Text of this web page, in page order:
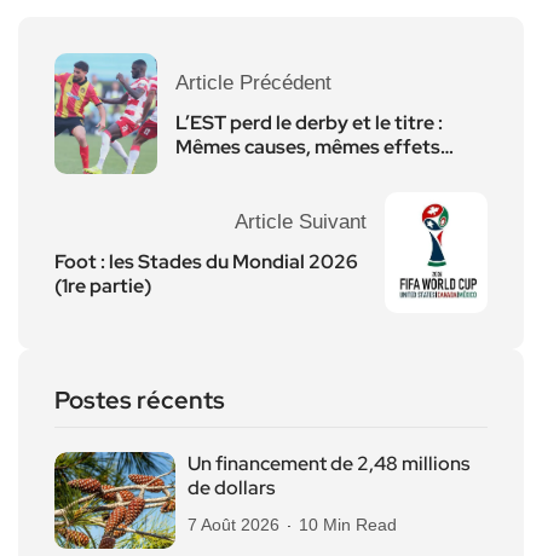
Article Précédent
L’EST perd le derby et le titre :
Mêmes causes, mêmes effets…
Article Suivant
Foot : les Stades du Mondial 2026
(1re partie)
Postes récents
Un financement de 2,48 millions
de dollars
7 Août 2026 10 Min Read